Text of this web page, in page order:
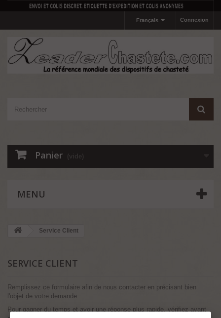
Connexion
Français
Panier (vide)
MENU
Service Client
SERVICE CLIENT
Remplissez ce formulaire afin de nous contacter en précisant bien
l'objet de votre demande.
Pour gagner du temps et avoir une réponse plus rapide, vérifiez avant